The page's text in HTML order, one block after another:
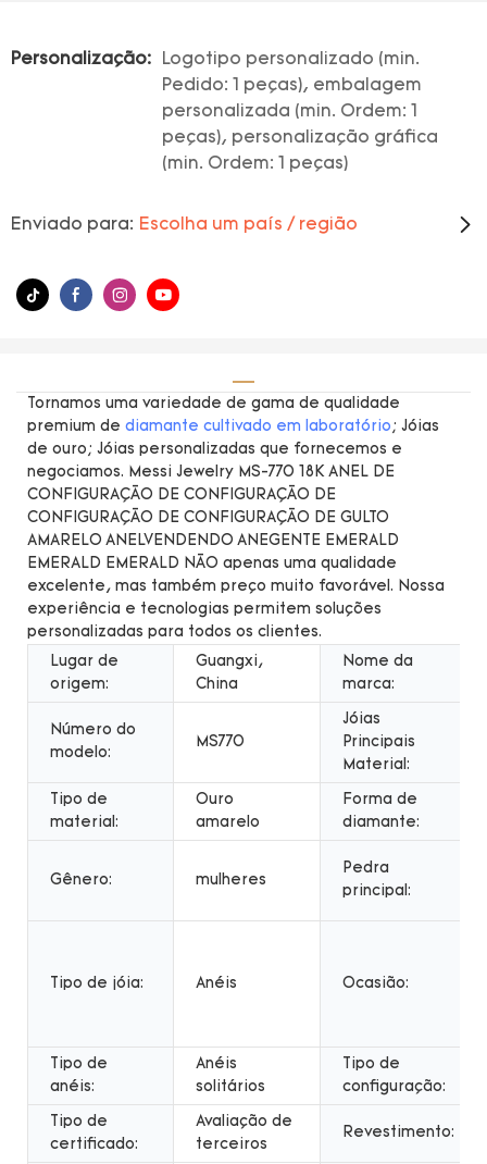
Personalização:
Logotipo personalizado (min.
Pedido: 1 peças), embalagem
personalizada (min. Ordem: 1
peças), personalização gráfica
(min. Ordem: 1 peças)
Enviado para: Escolha um país / região
Tornamos uma variedade de gama de qualidade
premium de diamante cultivado em laboratório ; Jóias
de ouro; Jóias personalizadas que fornecemos e
negociamos. Messi Jewelry MS-770 18K ANEL DE
CONFIGURAÇÃO DE CONFIGURAÇÃO DE
CONFIGURAÇÃO DE CONFIGURAÇÃO DE GULTO
AMARELO ANELVENDENDO ANEGENTE EMERALD
EMERALD EMERALD NÃO apenas uma qualidade
excelente, mas também preço muito favorável. Nossa
experiência e tecnologias permitem soluções
personalizadas para todos os clientes.
Lugar de
origem:
Guangxi,
China
Nome da
marca:
Número do
modelo:
MS770
Jóias
Principais
Material:
Tipo de
material:
Ouro
amarelo
Forma de
diamante:
Gênero: mulheres
Pedra
principal:
Tipo de jóia: Anéis Ocasião:
Tipo de
anéis:
Anéis
solitários
Tipo de
configuração:
Tipo de
certificado:
Avaliação de
terceiros
Revestimento: